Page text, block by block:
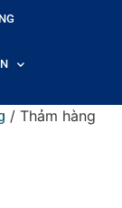
/ Thảm hàng